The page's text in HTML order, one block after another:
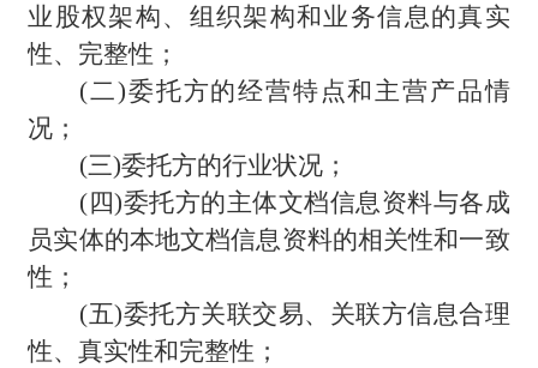
业股权架构、组织架构和业务信息的真实
性、完整性；
(二)委托方的经营特点和主营产品情
况；
(三)委托方的行业状况；
(四)委托方的主体文档信息资料与各成
员实体的本地文档信息资料的相关性和一致
性；
(五)委托方关联交易、关联方信息合理
性、真实性和完整性；